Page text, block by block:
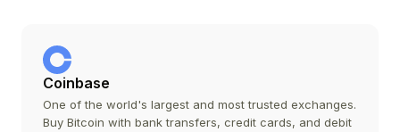
Coinbase
One of the world's largest and most trusted exchanges.
Buy Bitcoin with bank transfers, credit cards, and debit